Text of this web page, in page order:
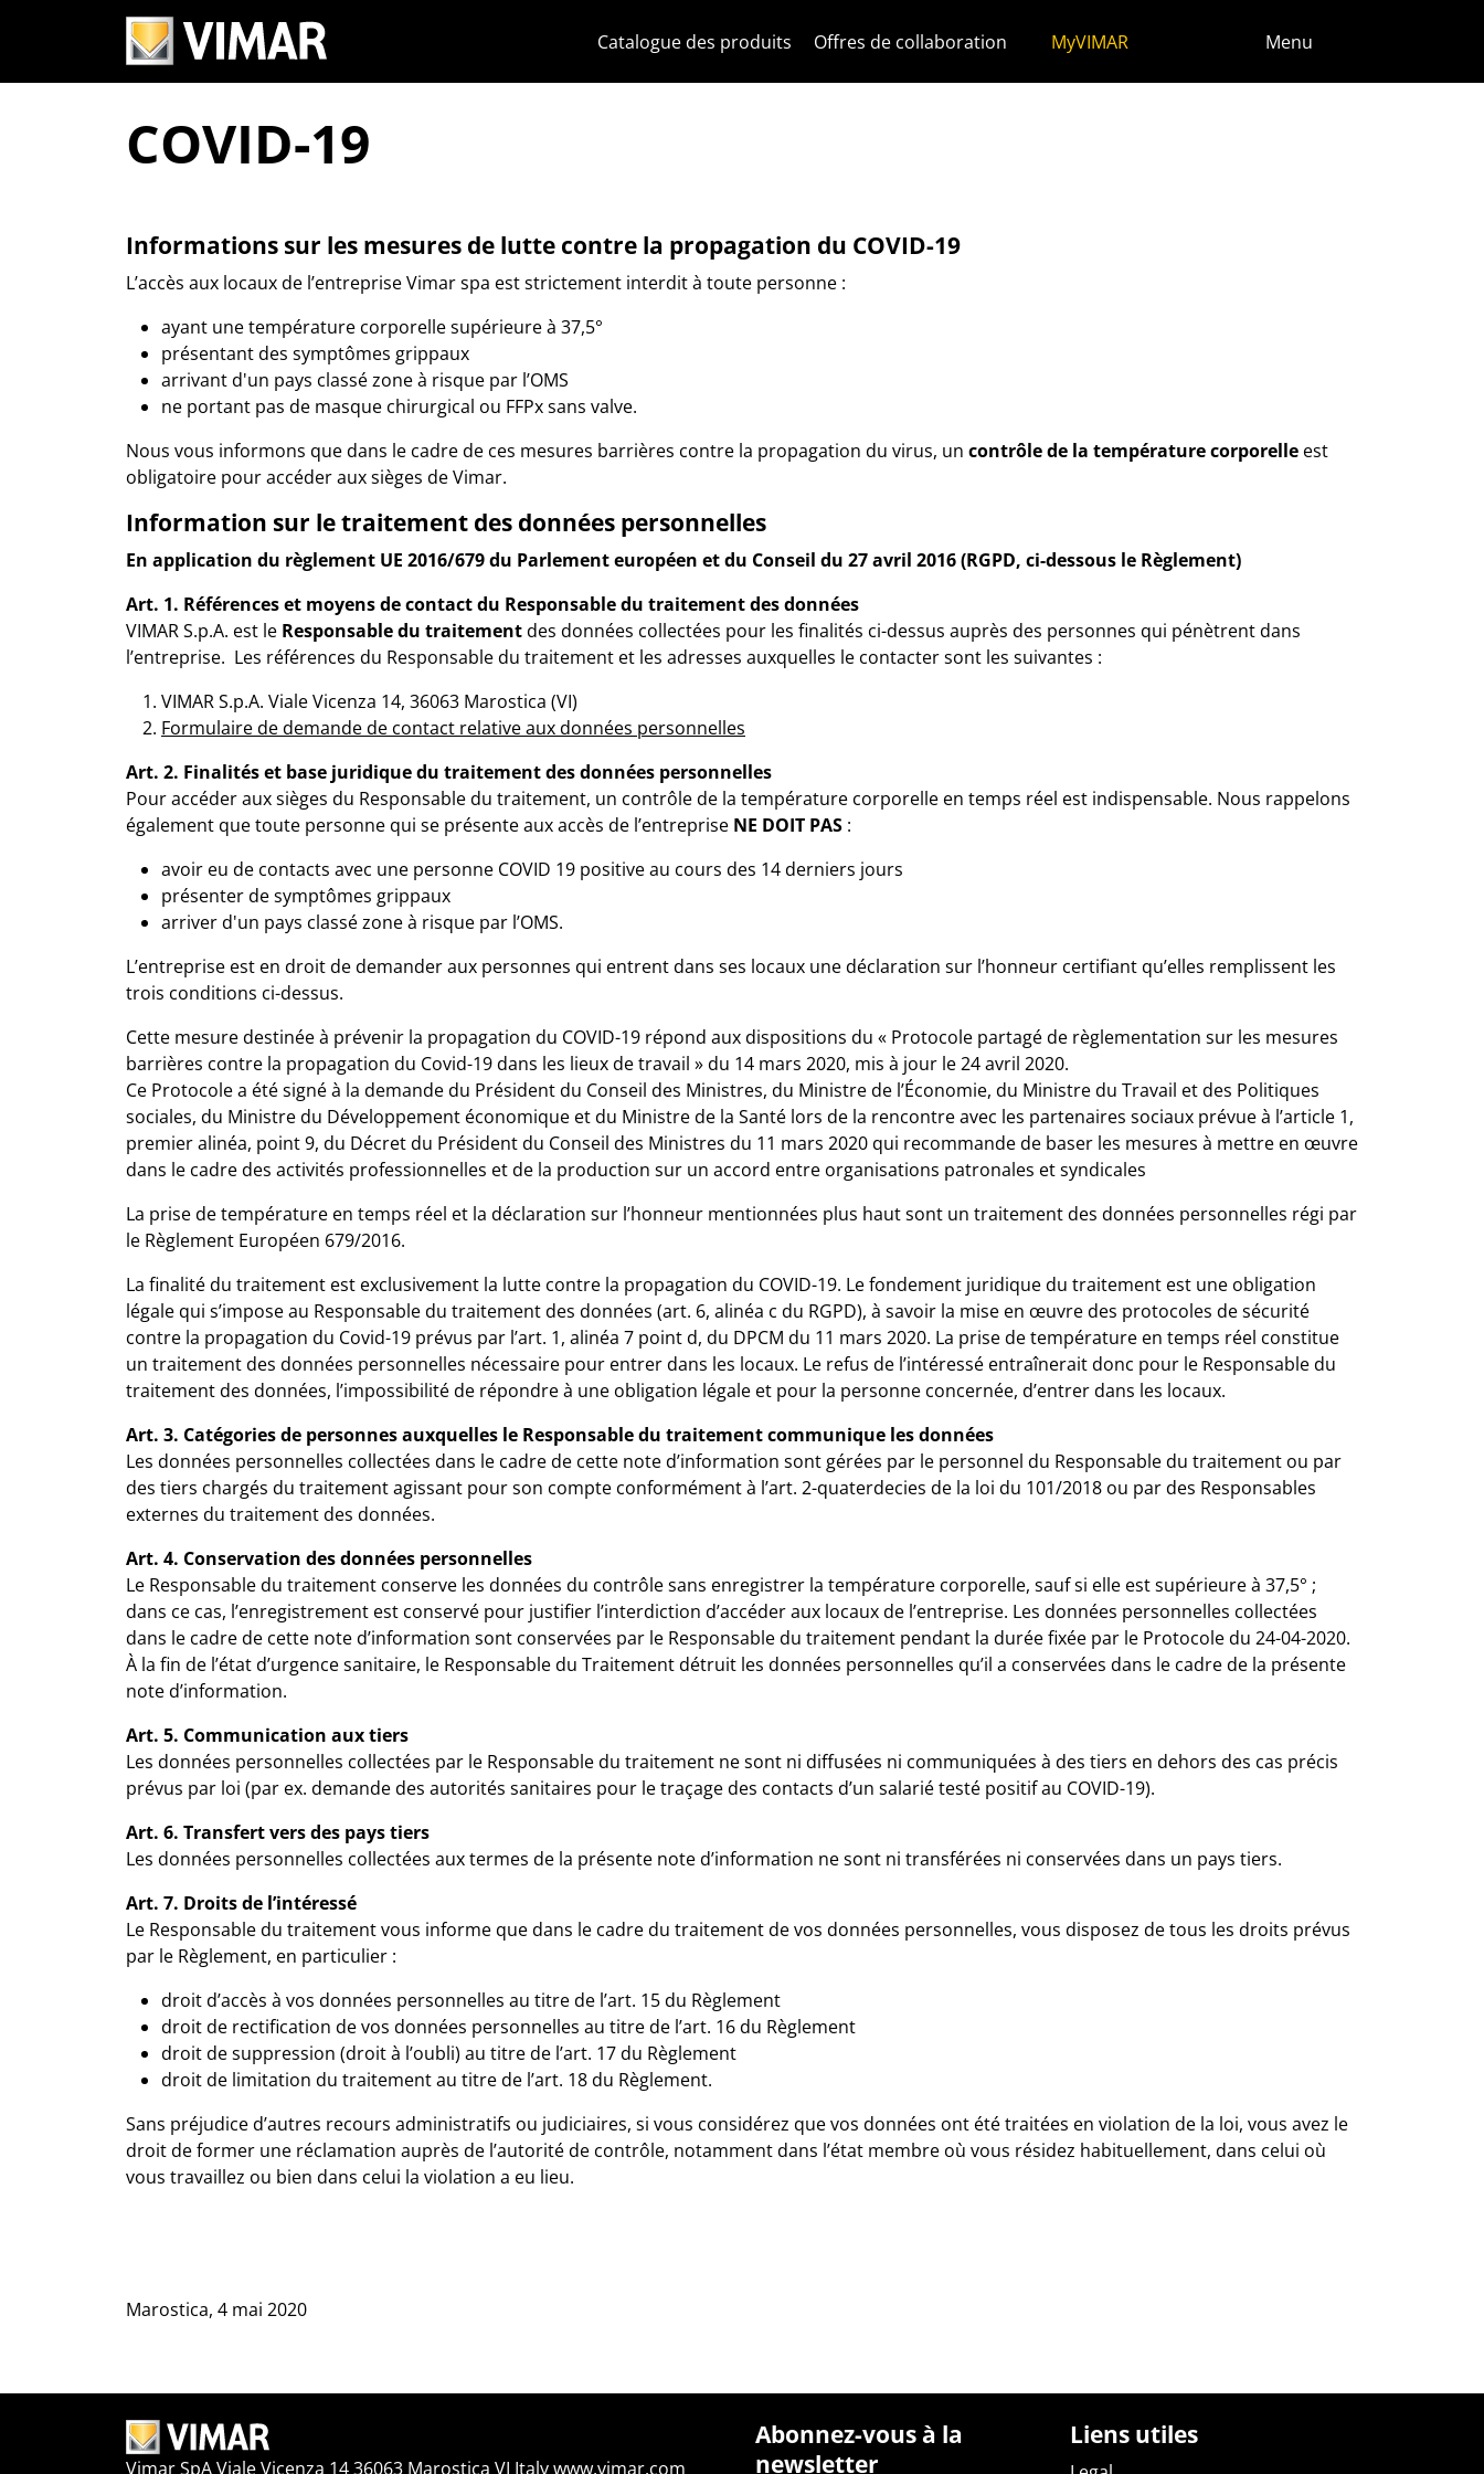
Catalogue des produits Offres de collaboration MyVIMAR Menu
COVID-19
Informations sur les mesures de lutte contre la propagation du COVID-19
L’accès aux locaux de l’entreprise Vimar spa est strictement interdit à toute personne :
ayant une température corporelle supérieure à 37,5°
présentant des symptômes grippaux
arrivant d'un pays classé zone à risque par l’OMS
ne portant pas de masque chirurgical ou FFPx sans valve.
Nous vous informons que dans le cadre de ces mesures barrières contre la propagation du virus, un contrôle de la température corporelle est
obligatoire pour accéder aux sièges de Vimar.
Information sur le traitement des données personnelles
En application du règlement UE 2016/679 du Parlement européen et du Conseil du 27 avril 2016 (RGPD, ci-dessous le Règlement)
Art. 1. Références et moyens de contact du Responsable du traitement des données
VIMAR S.p.A. est le Responsable du traitementdes données collectées pour les finalités ci-dessus auprès des personnes qui pénètrent dans
l’entreprise. Les références du Responsable du traitement et les adresses auxquelles le contacter sont les suivantes :
VIMAR S.p.A. Viale Vicenza 14, 36063 Marostica (VI)
Formulaire de demande de contact relative aux données personnelles
Art. 2. Finalités et base juridique du traitement des données personnelles
Pour accéder aux sièges du Responsable du traitement, un contrôle de la température corporelle en temps réel est indispensable. Nous rappelons
également que toute personne qui se présente aux accès de l’entreprise NE DOIT PAS :
avoir eu de contacts avec une personne COVID 19 positive au cours des 14 derniers jours
présenter de symptômes grippaux
arriver d'un pays classé zone à risque par l’OMS.
L’entreprise est en droit de demander aux personnes qui entrent dans ses locaux une déclaration sur l’honneur certifiant qu’elles remplissent les
trois conditions ci-dessus.
Cette mesure destinée à prévenir la propagation du COVID-19 répond aux dispositions du « Protocole partagé de règlementation sur les mesures
barrières contre la propagation du Covid-19 dans les lieux de travail » du 14 mars 2020, mis à jour le 24 avril 2020.
Ce Protocole a été signé à la demande du Président du Conseil des Ministres, du Ministre de l’Économie, du Ministre du Travail et des Politiques
sociales, du Ministre du Développement économique et du Ministre de la Santé lors de la rencontre avec les partenaires sociaux prévue à l’article 1,
premier alinéa, point 9, du Décret du Président du Conseil des Ministres du 11 mars 2020 qui recommande de baser les mesures à mettre en œuvre
dans le cadre des activités professionnelles et de la production sur un accord entre organisations patronales et syndicales
La prise de température en temps réel et la déclaration sur l’honneur mentionnées plus haut sont un traitement des données personnelles régi par
le Règlement Européen 679/2016.
La finalité du traitement est exclusivement la lutte contre la propagation du COVID-19. Le fondement juridique du traitement est une obligation
légale qui s’impose au Responsable du traitement des données (art. 6, alinéa c du RGPD), à savoir la mise en œuvre des protocoles de sécurité
contre la propagation du Covid-19 prévus par l’art. 1, alinéa 7 point d, du DPCM du 11 mars 2020. La prise de température en temps réel constitue
un traitement des données personnelles nécessaire pour entrer dans les locaux. Le refus de l’intéressé entraînerait donc pour le Responsable du
traitement des données, l’impossibilité de répondre à une obligation légale et pour la personne concernée, d’entrer dans les locaux.
Art. 3. Catégories de personnes auxquelles le Responsable du traitement communique les données
Les données personnelles collectées dans le cadre de cette note d’information sont gérées par le personnel du Responsable du traitement ou par
des tiers chargés du traitement agissant pour son compte conformément à l’art. 2-quaterdecies de la loi du 101/2018 ou par des Responsables
externes du traitement des données.
Art. 4. Conservation des données personnelles
Le Responsable du traitement conserve les données du contrôle sans enregistrer la température corporelle, sauf si elle est supérieure à 37,5° ;
dans ce cas, l’enregistrement est conservé pour justifier l’interdiction d’accéder aux locaux de l’entreprise. Les données personnelles collectées
dans le cadre de cette note d’information sont conservées par le Responsable du traitement pendant la durée fixée par le Protocole du 24-04-2020.
À la fin de l’état d’urgence sanitaire, le Responsable du Traitement détruit les données personnelles qu’il a conservées dans le cadre de la présente
note d’information.
Art. 5. Communication aux tiers
Les données personnelles collectées par le Responsable du traitement ne sont ni diffusées ni communiquées à des tiers en dehors des cas précis
prévus par loi (par ex. demande des autorités sanitaires pour le traçage des contacts d’un salarié testé positif au COVID-19).
Art. 6. Transfert vers des pays tiers
Les données personnelles collectées aux termes de la présente note d’information ne sont ni transférées ni conservées dans un pays tiers.
Art. 7. Droits de l’intéressé
Le Responsable du traitement vous informe que dans le cadre du traitement de vos données personnelles, vous disposez de tous les droits prévus
par le Règlement, en particulier :
droit d’accès à vos données personnelles au titre de l’art. 15 du Règlement
droit de rectification de vos données personnelles au titre de l’art. 16 du Règlement
droit de suppression (droit à l’oubli) au titre de l’art. 17 du Règlement
droit de limitation du traitement au titre de l’art. 18 du Règlement.
Sans préjudice d’autres recours administratifs ou judiciaires, si vous considérez que vos données ont été traitées en violation de la loi, vous avez le
droit de former une réclamation auprès de l’autorité de contrôle, notamment dans l’état membre où vous résidez habituellement, dans celui où
vous travaillez ou bien dans celui la violation a eu lieu.
Marostica, 4 mai 2020
Vimar SpA Viale Vicenza 14 36063 Marostica VI Italywww.vimar.com
Abonnez-vous à la
newsletter
Liens utiles